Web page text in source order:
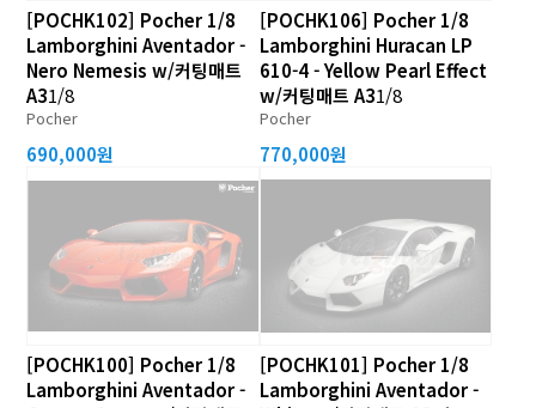
[POCHK102] Pocher 1/8
Lamborghini Aventador -
Nero Nemesis w/커팅매트
A31/8
Pocher
690,000원
[POCHK106] Pocher 1/8
Lamborghini Huracan LP
610-4 - Yellow Pearl Effect
w/커팅매트 A31/8
Pocher
770,000원
[POCHK100] Pocher 1/8
Lamborghini Aventador -
[POCHK101] Pocher 1/8
Lamborghini Aventador -